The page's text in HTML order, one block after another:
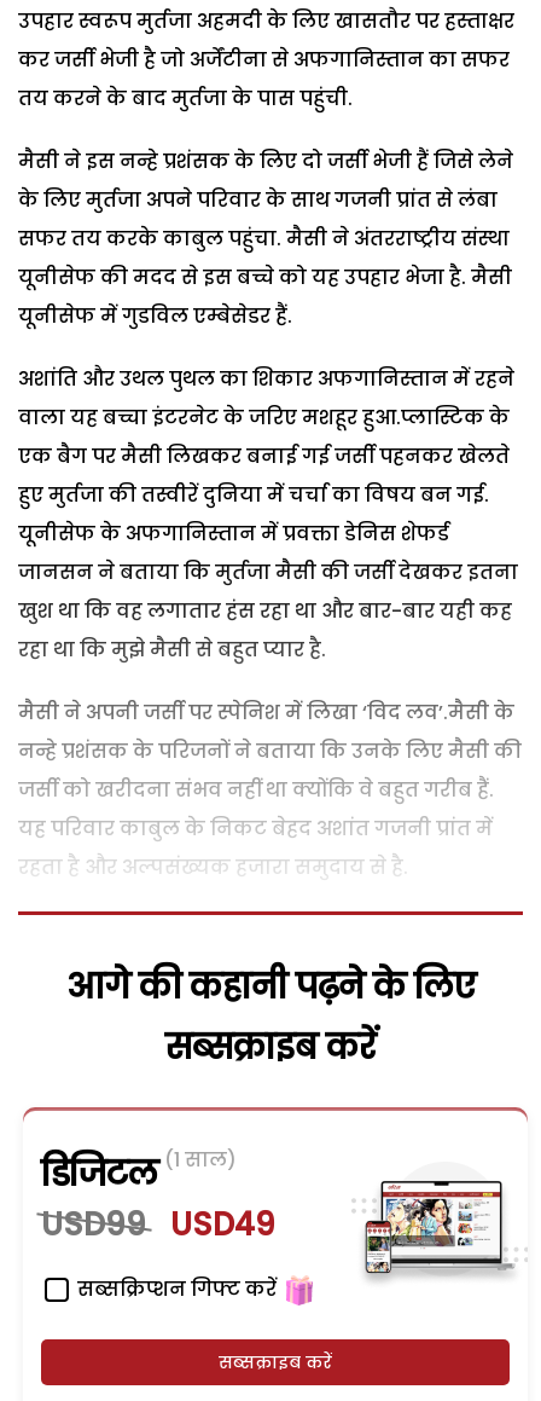
उपहार स्वरूप मुर्तजा अहमदी के लिए खासतौर पर हस्ताक्षर
कर जर्सी भेजी है जो अर्जेंटीना से अफगानिस्तान का सफर
तय करने के बाद मुर्तजा के पास पहुंची.
मैसी ने इस नन्हे प्रशंसक के लिए दो जर्सी भेजी हैं जिसे लेने
के लिए मुर्तजा अपने परिवार के साथ गजनी प्रांत से लंबा
सफर तय करके काबुल पहुंचा. मैसी ने अंतरराष्ट्रीय संस्था
यूनीसेफ की मदद से इस बच्चे को यह उपहार भेजा है. मैसी
यूनीसेफ में गुडविल एम्बेसेडर हैं.
अशांति और उथल पुथल का शिकार अफगानिस्तान में रहने
वाला यह बच्चा इंटरनेट के जरिए मशहूर हुआ.प्लास्टिक के
एक बैग पर मैसी लिखकर बनाई गई जर्सी पहनकर खेलते
हुए मुर्तजा की तस्वीरें दुनिया में चर्चा का विषय बन गई.
यूनीसेफ के अफगानिस्तान में प्रवक्ता डेनिस शेफर्ड
जानसन ने बताया कि मुर्तजा मैसी की जर्सी देखकर इतना
खुश था कि वह लगातार हंस रहा था और बार-बार यही कह
रहा था कि मुझे मैसी से बहुत प्यार है.
मैसी ने अपनी जर्सी पर स्पेनिश में लिखा ‘विद लव’.मैसी के
नन्हे प्रशंसक के परिजनों ने बताया कि उनके लिए मैसी की
जर्सी को खरीदना संभव नहीं था क्योंकि वे बहुत गरीब हैं.
यह परिवार काबुल के निकट बेहद अशांत गजनी प्रांत में
रहता है और अल्पसंख्यक हजारा समुदाय से है.
आगे की कहानी पढ़ने के लिए
सब्सक्राइब करें
डिजिटल (1 साल)
USD99 USD49
सब्सक्रिप्शन गिफ्ट करें
सब्सक्राइब करें